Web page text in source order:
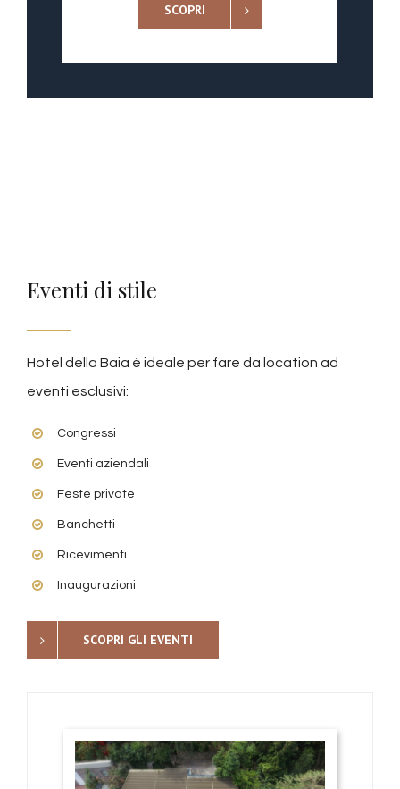
SCOPRI
Eventi di stile
Hotel della Baia è ideale per fare da location ad
eventi esclusivi:
Congressi
Eventi aziendali
Feste private
Banchetti
Ricevimenti
Inaugurazioni
SCOPRI GLI EVENTI